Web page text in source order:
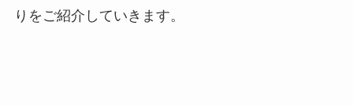
りをご紹介していきます。